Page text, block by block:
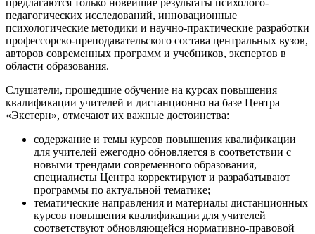
предлагаются только новейшие результаты психолого-
педагогических исследований, инновационные
психологические методики и научно-практические разработки
профессорско-преподавательского состава центральных вузов,
авторов современных программ и учебников, экспертов в
области образования.
Слушатели, прошедшие обучение на курсах повышения
квалификации учителей и дистанционно на базе Центра
«Экстерн», отмечают их важные достоинства:
содержание и темы курсов повышения квалификации
для учителей ежегодно обновляется в соответствии с
новыми трендами современного образования,
специалисты Центра корректируют и разрабатывают
программы по актуальной тематике;
тематические направления и материалы дистанционных
курсов повышения квалификации для учителей
соответствуют обновляющейся нормативно-правовой